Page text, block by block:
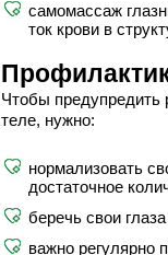
самомассаж
ток крови в
Чтобы предупредить
теле, нужно:
нормализовать
достаточное
беречь свои
важно регулярно